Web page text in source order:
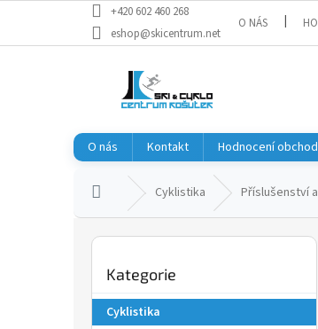
obsah
+420 602 460 268
eshop@skicentrum.net
O NÁS
O nás Kontakt Hodnocení
Domů Cyklistika Příslušenství
kategorie
Kategorie
Cyklistika